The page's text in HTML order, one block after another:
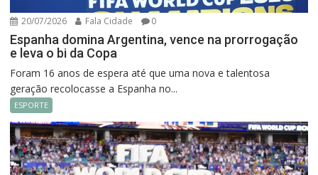
20/07/2026 Fala Cidade 0
Espanha domina Argentina, vence na prorrogação
e leva o bi da Copa
Foram 16 anos de espera até que uma nova e talentosa
geração recolocasse a Espanha no...
ESPORTE